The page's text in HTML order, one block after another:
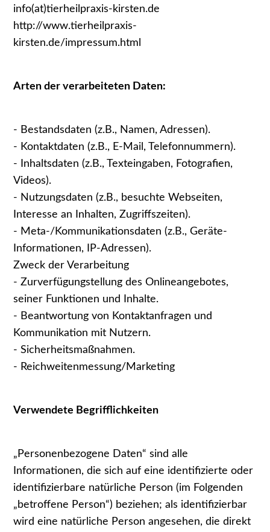
info(at)tierheilpraxis-kirsten.de
http://www.tierheilpraxis-
kirsten.de/impressum.html
Arten der verarbeiteten Daten:
- Bestandsdaten (z.B., Namen, Adressen).
- Kontaktdaten (z.B., E-Mail, Telefonnummern).
- Inhaltsdaten (z.B., Texteingaben, Fotografien,
Videos).
- Nutzungsdaten (z.B., besuchte Webseiten,
Interesse an Inhalten, Zugriffszeiten).
- Meta-/Kommunikationsdaten (z.B., Geräte-
Informationen, IP-Adressen).
Zweck der Verarbeitung
- Zurverfügungstellung des Onlineangebotes,
seiner Funktionen und Inhalte.
- Beantwortung von Kontaktanfragen und
Kommunikation mit Nutzern.
- Sicherheitsmaßnahmen.
- Reichweitenmessung/Marketing
Verwendete Begrifflichkeiten
„Personenbezogene Daten“ sind alle
Informationen, die sich auf eine identifizierte oder
identifizierbare natürliche Person (im Folgenden
„betroffene Person“) beziehen; als identifizierbar
wird eine natürliche Person angesehen, die direkt